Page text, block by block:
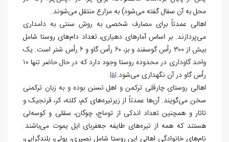
محل به آن سفال گفته می‌شود) به مزارع منتقل می‌شوند.
اهالی عمدتاً برای مصارف شخصی به روش سنتی به دامداری
می‌پردازند. بر اساس آمارهای دهیاری، تعداد دام‌های روستا شامل
بیش از ۳۰۰ رأس گوسفند و بز، ۶۰ رأس گاو و ۶ رأس شتر است. یک
واحد گاوداری در محدوده روستا وجود دارد که در حال حاضر تنها ۱۰
رأس گاو در آن نگهداری می‌شود.[5]
.
اهالی روستای چارقلی ترکمن و اهل تسنن بوده و به زبان ترکمنی
سخن می‌گویند. آن‌ها عمدتاً از زیرتیره‌های کم، کلته، کر، قرنجیک و
تاتار و همچنین تعداد اندکی از توماج، چوگان، سقلی و کوسه‌لی
هستند که همه از تیره‌های طایفه جعفربای ایل یموت می‌باشند.
نام‌های خانوادگی اهالی این روستا شامل نصیری، یولی، بلندگرایی،